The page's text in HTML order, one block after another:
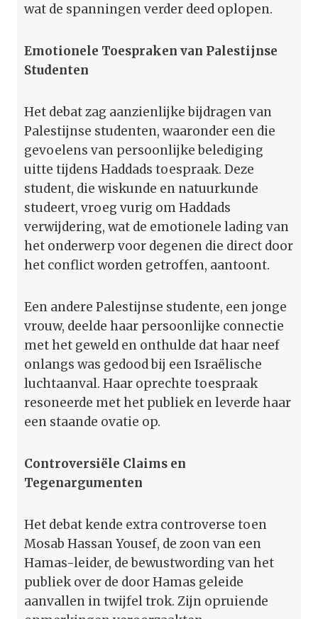
wat de spanningen verder deed oplopen.
Emotionele Toespraken van Palestijnse
Studenten
Het debat zag aanzienlijke bijdragen van
Palestijnse studenten, waaronder een die
gevoelens van persoonlijke belediging
uitte tijdens Haddads toespraak. Deze
student, die wiskunde en natuurkunde
studeert, vroeg vurig om Haddads
verwijdering, wat de emotionele lading van
het onderwerp voor degenen die direct door
het conflict worden getroffen, aantoont.
Een andere Palestijnse studente, een jonge
vrouw, deelde haar persoonlijke connectie
met het geweld en onthulde dat haar neef
onlangs was gedood bij een Israëlische
luchtaanval. Haar oprechte toespraak
resoneerde met het publiek en leverde haar
een staande ovatie op.
Controversiële Claims en
Tegenargumenten
Het debat kende extra controverse toen
Mosab Hassan Yousef, de zoon van een
Hamas-leider, de bewustwording van het
publiek over de door Hamas geleide
aanvallen in twijfel trok. Zijn opruiende